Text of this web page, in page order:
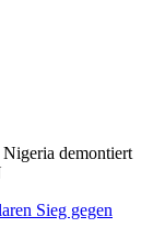
Nigeria demontiert